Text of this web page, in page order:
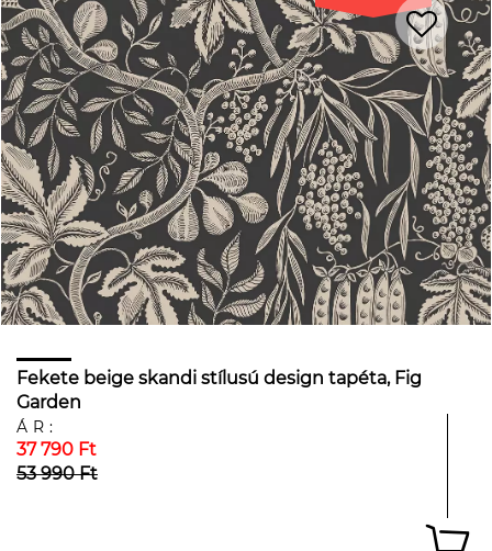
Fekete beige skandi stílusú design tapéta, Fig
Garden
ÁR:
37 790 Ft
53 990 Ft